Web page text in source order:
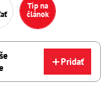
Tip na
článok
Pridať